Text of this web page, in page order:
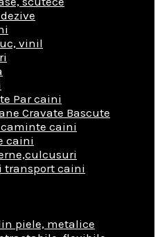
vinil
Par caini
Cravate Bascute
caini
caini
transport caini
piele, metalice